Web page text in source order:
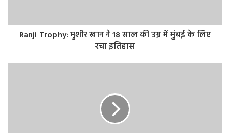
नेहा लक्ष्मी की संगीत सेरेमनी भी हो गई है। इंस्टाग्राम पर एक्ट्रेस ने अपने
संगीत फंक्शन की कई खूबसूरत झलकियां शेयर की हैं। होने वाले पति
के साथ नाचने से लेकर परिवार और दोस्तों के दमदार परफॉर्मेंस ने
दूल्हेराजा ने ब्लैक सूट-बूट में अपनी लेडी लव को टक्कर दिया था।
बता दें कि नेहा लक्ष्मी कल यानी 26 फरवरी को रुद्रायश जोशी के साथ
Ranji Trophy: मुशीर खान ने 18 साल की उम्र में मुंबई के लिए
रचा इतिहास